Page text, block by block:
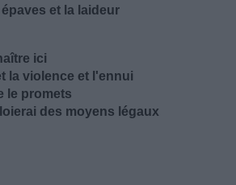
et la laideur
ici
la violence et l'ennui
le promets
des moyens légaux